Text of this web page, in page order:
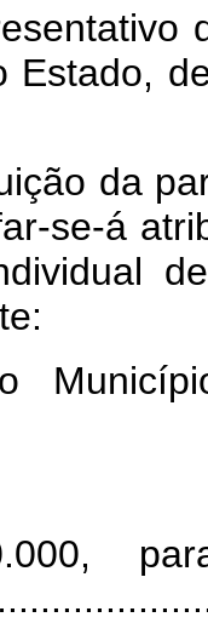
Estado,
da
se-á